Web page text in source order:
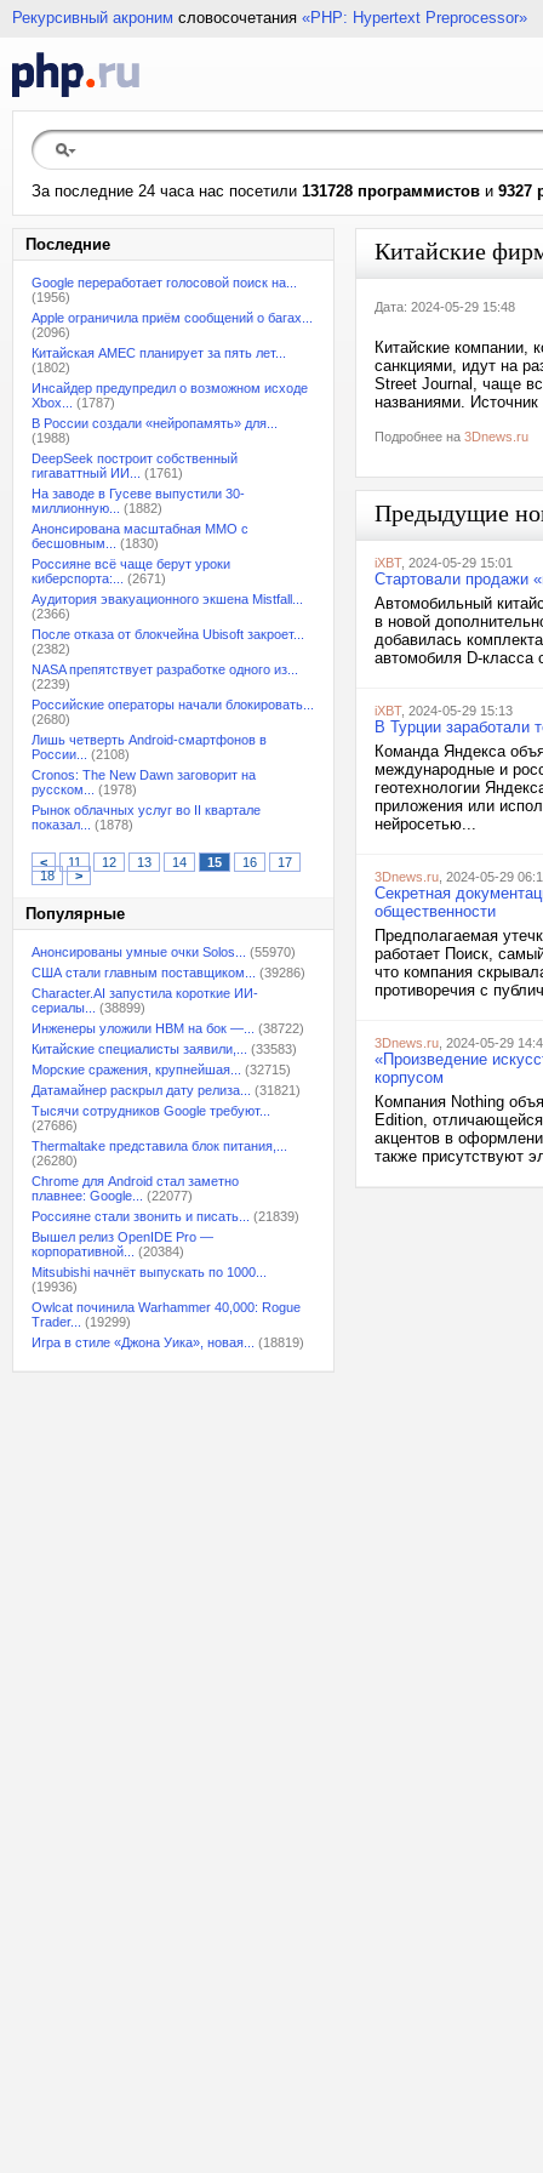
Рекурсивный акроним словосочетания «PHP: Hypertext Preprocessor»
За последние 24 часа нас посетили 131728 программистов и 9327
Последние
Google переработает голосовой поиск на...
(1956)
Apple ограничила приём сообщений о багах...
(2096)
Китайская AMEC планирует за пять лет...
(1802)
Инсайдер предупредил о возможном исходе
Xbox...
(1787)
В России создали «нейропамять» для...
(1988)
DeepSeek построит собственный
гигаваттный ИИ...
(1761)
На заводе в Гусеве выпустили 30-
миллионную...
(1882)
Анонсирована масштабная MMO с
бесшовным...
(1830)
Россияне всё чаще берут уроки
киберспорта:...
(2671)
Аудитория эвакуационного экшена Mistfall...
(2366)
После отказа от блокчейна Ubisoft закроет...
(2382)
NASA препятствует разработке одного из...
(2239)
Российские операторы начали блокировать...
(2680)
Лишь четверть Android-смартфонов в
России...
(2108)
Cronos: The New Dawn заговорит на
русском...
(1978)
Рынок облачных услуг во II квартале
показал...
(1878)
< 11 12 13 14 15 16
17
18
>
Популярные
Анонсированы умные очки Solos...
(55970)
США стали главным поставщиком...
(39286)
Character.AI запустила короткие ИИ-
сериалы...
(38899)
Инженеры уложили HBM на бок —...
(38722)
Китайские специалисты заявили,...
(33583)
Морские сражения, крупнейшая...
(32715)
Датамайнер раскрыл дату релиза...
(31821)
Тысячи сотрудников Google требуют...
(27686)
Thermaltake представила блок питания,...
(26280)
Chrome для Android стал заметно
плавнее: Google...
(22077)
Россияне стали звонить и писать...
(21839)
Вышел релиз OpenIDE Pro —
корпоративной...
(20384)
Mitsubishi начнёт выпускать по 1000...
(19936)
Owlcat починила Warhammer 40,000: Rogue
Trader...
(19299)
Игра в стиле «Джона Уика», новая...
(18819)
Китайские
Дата: 2024-05-29 15:48
Китайские компании,
санкциями, идут на
Street Journal, чаще
названиями.
Подробнее на 3Dnews.ru
Предыдущие
iXBT, 2024-05-29 15:01
Стартовали продажи
Автомобильный
в новой
добавилась
автомобиля D-
iXBT, 2024-05-29 15:13
В Турции заработали
Команда Яндекса
международные и
геотехнологии
приложения или
нейросетью...
3Dnews.ru , 2024-05-29
Секретная
общественности
Предполагаемая
работает Поиск,
что компания
противоречия с
3Dnews.ru , 2024-05-29
«Произведение
корпусом
Компания Nothing
Edition, отличающейся
акцентов в
также присутствуют